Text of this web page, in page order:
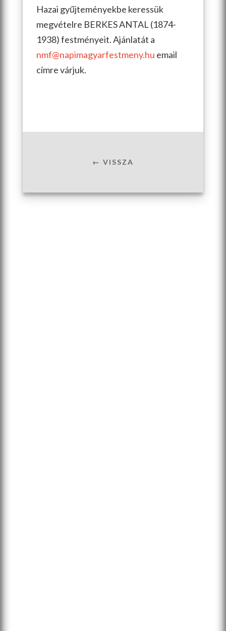
Hazai gyűjteményekbe keressük
megvételre BERKES ANTAL (1874-
1938) festményeit. Ajánlatát a
nmf@napimagyarfestmeny.hu email
címre várjuk.
← VISSZA